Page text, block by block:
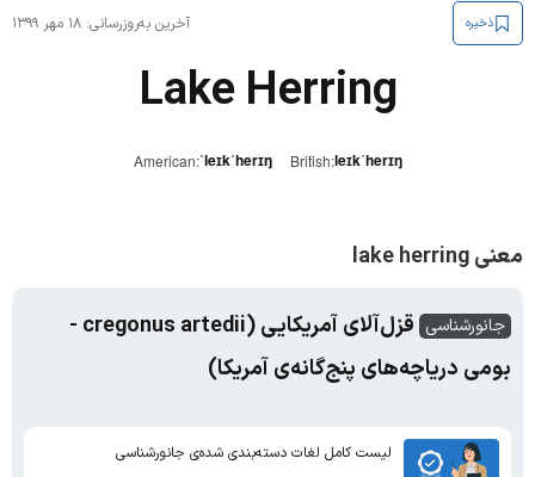
آخرین به‌روزرسانی: ۱۸ مهر ۱۳۹۹ ذخیره
Lake Herring
American:ˈleɪkˈherɪŋ British:leɪkˈherɪŋ
معنی lake herring
جانورشناسی
قزل‌آلای آمریکایی (cregonus artedii -
بومی دریاچه‌های پنج‌گانه‌ی آمریکا)
لیست کامل لغات دسته‌بندی شده‌ی جانورشناسی